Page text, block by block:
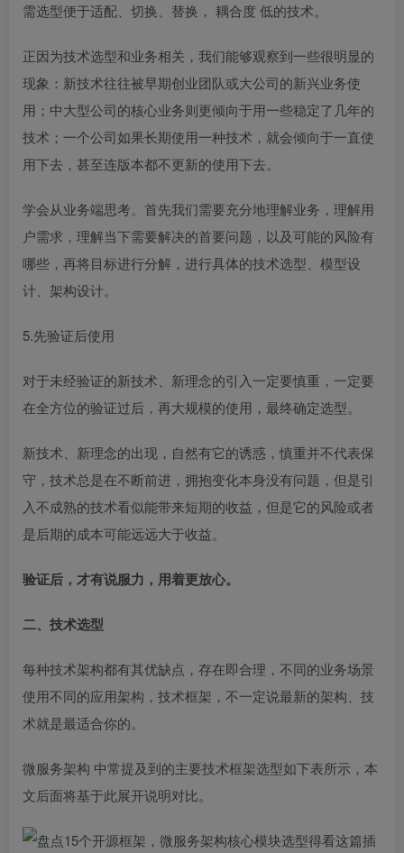
需选型便于适配、切换、替换， 耦合度 低的技术。
正因为技术选型和业务相关，我们能够观察到一些很明显的
现象：新技术往往被早期创业团队或大公司的新兴业务使
用；中大型公司的核心业务则更倾向于用一些稳定了几年的
技术；一个公司如果长期使用一种技术，就会倾向于一直使
用下去，甚至连版本都不更新的使用下去。
学会从业务端思考。首先我们需要充分地理解业务，理解用
户需求，理解当下需要解决的首要问题，以及可能的风险有
哪些，再将目标进行分解，进行具体的技术选型、模型设
计、架构设计。
5.先验证后使用
对于未经验证的新技术、新理念的引入一定要慎重，一定要
在全方位的验证过后，再大规模的使用，最终确定选型。
新技术、新理念的出现，自然有它的诱惑，慎重并不代表保
守，技术总是在不断前进，拥抱变化本身没有问题，但是引
入不成熟的技术看似能带来短期的收益，但是它的风险或者
是后期的成本可能远远大于收益。
验证后，才有说服力，用着更放心。
二、技术选型
每种技术架构都有其优缺点，存在即合理，不同的业务场景
使用不同的应用架构，技术框架，不一定说最新的架构、技
术就是最适合你的。
微服务架构 中常提及到的主要技术框架选型如下表所示，本
文后面将基于此展开说明对比。